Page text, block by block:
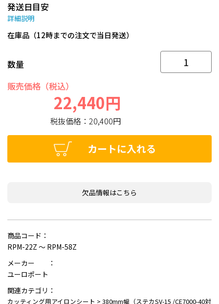
発送日目安
詳細説明
在庫品（12時までの注文で当日発送）
数量
販売価格（税込）
22,440円
税抜価格：20,400円
カートに入れる
欠品情報はこちら
商品コード：
RPM-22Z ～ RPM-58Z
メーカー ：
ユーロポート
関連カテゴリ：
カッティング用アイロンシート > 380mm幅（ステカSV-15 /CE7000-40対